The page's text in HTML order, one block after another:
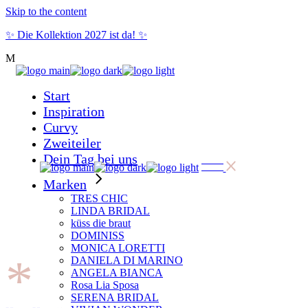
Skip to the content
✨ Die Kollektion 2027 ist da! ✨
Start
Inspiration
Curvy
Zweiteiler
Dein Tag bei uns
Marken
TRES CHIC
LINDA BRIDAL
küss die braut
DOMINISS
MONICA LORETTI
DANIELA DI MARINO
ANGELA BIANCA
Rosa Lia Sposa
SERENA BRIDAL
*